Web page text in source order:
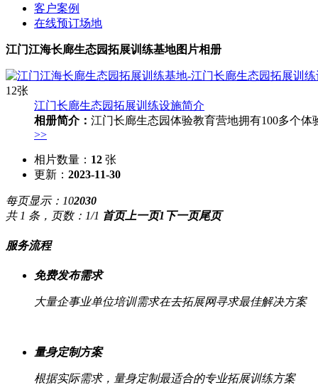
客户案例
在线预订场地
江门江海长廊生态园拓展训练基地图片相册
12张
江门长廊生态园拓展训练设施简介
相册简介： 江门长廊生态园体验教育营地拥有100多个
>>
相片数量： 12 张
更新： 2023-11-30
每页显示： 102030
共 1 条，页数：1/1 首页上一页1 下一页尾页
服务流程
免费发布需求
大量企事业单位培训需求在去拓展网寻求最佳解决方案
量身定制方案
根据实际需求，量身定制最适合的专业拓展训练方案